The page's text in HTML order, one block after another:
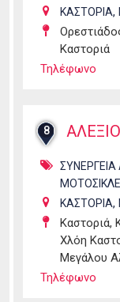
ΚΑΣΤΟΡΙΑ,
Καστοριά
Τηλέφωνο
8
ΚΑΣΤΟΡΙΑ,
Καστοριά,
Χλόη
Μεγάλου
Τηλέφωνο